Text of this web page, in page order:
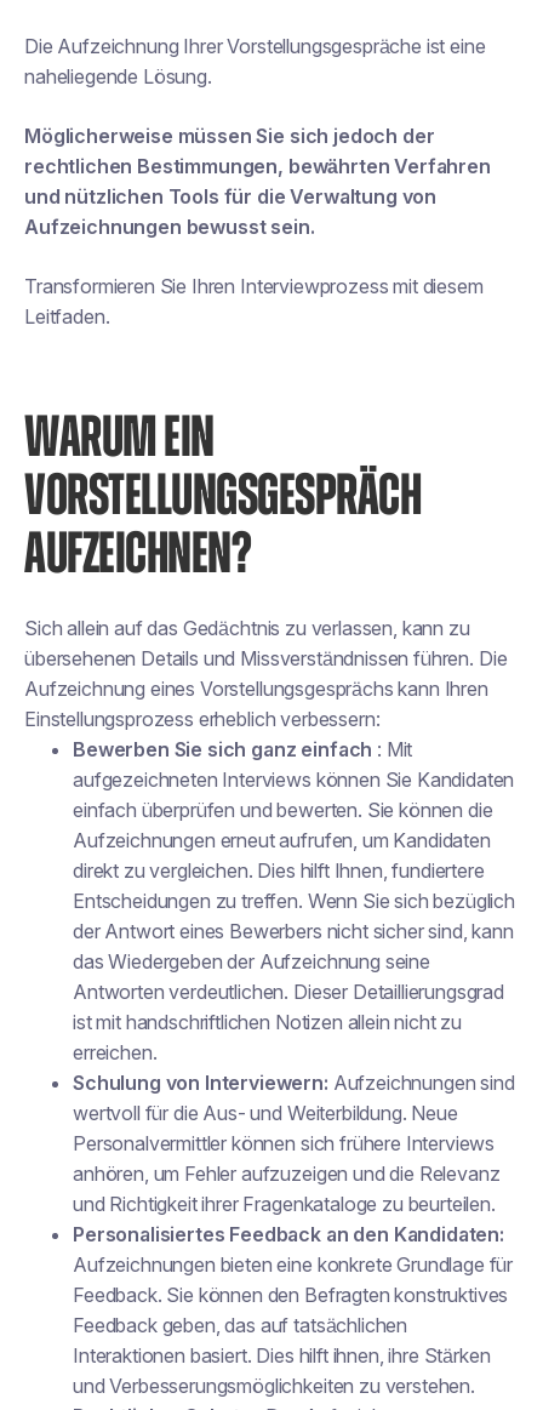
Die Aufzeichnung Ihrer Vorstellungsgespräche ist eine
naheliegende Lösung.
Möglicherweise müssen Sie sich jedoch der
rechtlichen Bestimmungen, bewährten Verfahren
und nützlichen Tools für die Verwaltung von
Aufzeichnungen bewusst sein.
Transformieren Sie Ihren Interviewprozess mit diesem
Leitfaden.
WARUM EIN
VORSTELLUNGSGESPRÄCH
AUFZEICHNEN?
Sich allein auf das Gedächtnis zu verlassen, kann zu
übersehenen Details und Missverständnissen führen. Die
Aufzeichnung eines Vorstellungsgesprächs kann Ihren
Einstellungsprozess erheblich verbessern:
Bewerben Sie sich ganz einfach : Mit
aufgezeichneten Interviews können Sie Kandidaten
einfach überprüfen und bewerten. Sie können die
Aufzeichnungen erneut aufrufen, um Kandidaten
direkt zu vergleichen. Dies hilft Ihnen, fundiertere
Entscheidungen zu treffen. Wenn Sie sich bezüglich
der Antwort eines Bewerbers nicht sicher sind, kann
das Wiedergeben der Aufzeichnung seine
Antworten verdeutlichen. Dieser Detaillierungsgrad
ist mit handschriftlichen Notizen allein nicht zu
erreichen.
Schulung von Interviewern: Aufzeichnungen sind
wertvoll für die Aus- und Weiterbildung. Neue
Personalvermittler können sich frühere Interviews
anhören, um Fehler aufzuzeigen und die Relevanz
und Richtigkeit ihrer Fragenkataloge zu beurteilen.
Personalisiertes Feedback an den Kandidaten:
Aufzeichnungen bieten eine konkrete Grundlage für
Feedback. Sie können den Befragten konstruktives
Feedback geben, das auf tatsächlichen
Interaktionen basiert. Dies hilft ihnen, ihre Stärken
und Verbesserungsmöglichkeiten zu verstehen.